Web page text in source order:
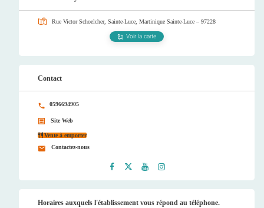
Rue Victor Schoelcher, Sainte-Luce, Martinique Sainte-Luce – 97228
Voir la carte
Contact
0596694905
Site Web
Vente à emporter
Contactez-nous
ook
er
be
ram
Horaires auxquels l'établissement vous répond au téléphone.